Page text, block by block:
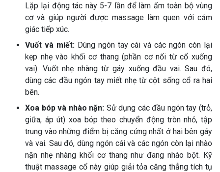
Lặp lại động tác này 5-7 lần để làm ấm toàn bộ vùng
cơ và giúp người được massage làm quen với cảm
giác tiếp xúc.
Vuốt và miết:Dùng ngón tay cái và các ngón còn lại
kẹp nhẹ vào khối cơ thang (phần cơ nối từ cổ xuống
vai). Vuốt nhẹ nhàng từ gáy xuống đầu vai. Sau đó,
dùng các đầu ngón tay miết nhẹ từ cột sống cổ ra hai
bên.
Xoa bóp và nhào nặn: Sử dụng các đầu ngón tay (trỏ,
giữa, áp út) xoa bóp theo chuyển động tròn nhỏ, tập
trung vào những điểm bị căng cứng nhất ở hai bên gáy
và vai. Sau đó, dùng ngón cái và các ngón còn lại nhào
nặn nhẹ nhàng khối cơ thang như đang nhào bột. Kỹ
thuật massage cổ này giúp giải tỏa căng thẳng tích tụ